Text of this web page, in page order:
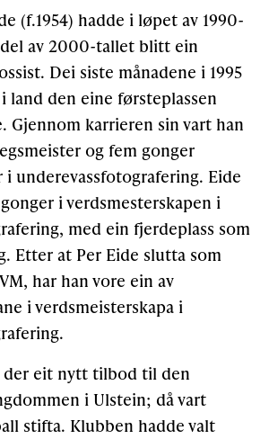
(f.1954) hadde i løpet av 1990-
av 2000-tallet blitt ein
Dei siste månadene i 1995
land den eine førsteplassen
Gjennom karrieren sin vart han
og fem gonger
underevassfotografering. Eide
i verdsmesterskapen i
med ein fjerdeplass som
Etter at Per Eide slutta som
har han vore ein av
i verdsmeisterskapa i
der eit nytt tilbod til den
i Ulstein; då vart
stifta. Klubben hadde valt